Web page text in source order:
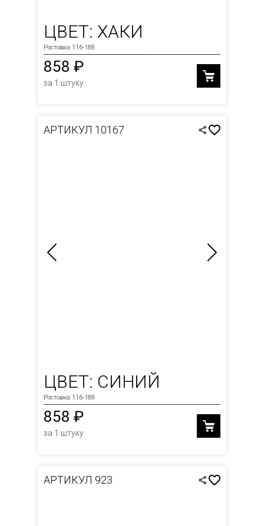
ЦВЕТ: ХАКИ
Ростовка 116-188
858 ₽
за 1 штуку
АРТИКУЛ 10167
ЦВЕТ: СИНИЙ
Ростовка 116-188
858 ₽
за 1 штуку
АРТИКУЛ 923